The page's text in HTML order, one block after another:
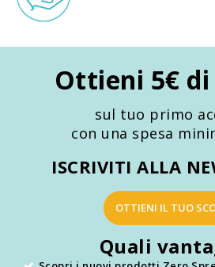
Ottieni 5€
sul tuo primo
con una spesa
ISCRIVITI ALLA
OTTIENI IL TUO
Quali